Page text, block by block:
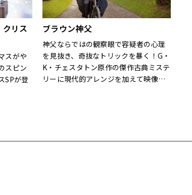
リス
スがや
スピン
SPが登
ブラウン神父
神父ならではの観察眼で容疑者の心理
を見抜き、奇抜なトリックを暴く！G・
K・チェスタトン原作の傑作古典ミステ
リーに現代的アレンジを加えて映像化